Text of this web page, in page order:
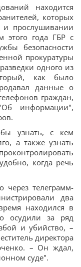
находится
которых
и прослушивании
этого года ГБР с
безопасности
прокуратуры
одного из
как было
данные о
граждан,
информации",
узнать, с кем
а также узнать
когда речь
через телеграмм-
два
находился в
осудили за ряд
и убийство, –
директора
– Он ждал,
суде".